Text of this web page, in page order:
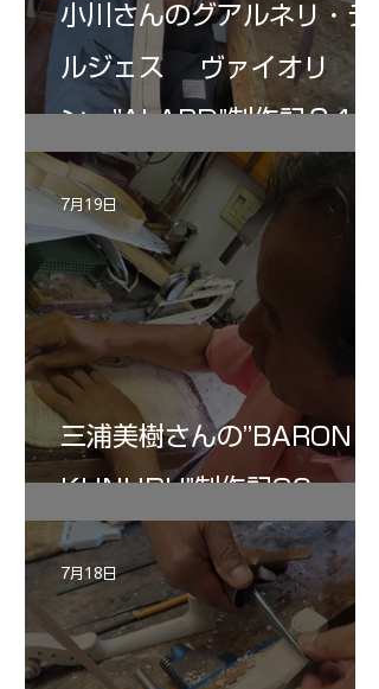
小川さんのグアルネリ・デ
ルジェス ヴァイオリ
ン ”ALARD"制作記３4
三浦美樹さんの”BARON・
KUNUPU"制作記30
7月19日
7月18日